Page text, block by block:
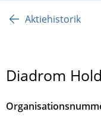
Aktiehistorik
Diadrom